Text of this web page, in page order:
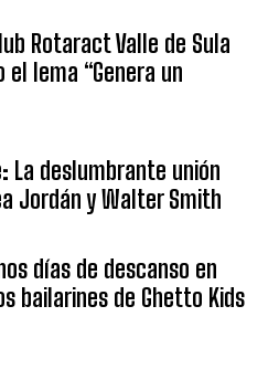
Rotaract Valle de Sula
lema “Genera un
La deslumbrante unión
Jordán y Walter Smith
días de descanso en
bailarines de Ghetto Kids